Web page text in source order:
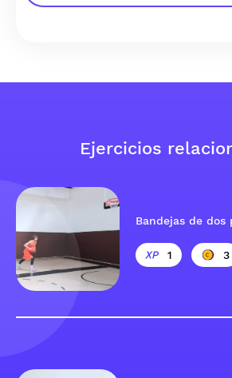
Ejercicios
Bandejas de dos
1 3